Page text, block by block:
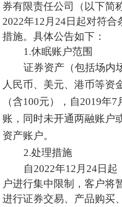
券有限责任公司（以下简
2022年12月 24日起对符合
措施。具体公告如下：
1.休眠账户范围
证券资产（包括场内
人民币、美元、港币等资
（含100元） ， 自2019年7
账 ， 同时未开通两融账户
资产账户。
2.处理措施
自2022年12月 24日起
户进行集中限制，客户将
进行证券交易、 产品购买、